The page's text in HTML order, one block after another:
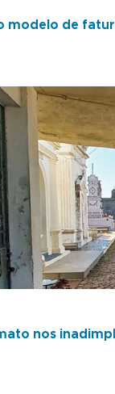
modelo de
nos